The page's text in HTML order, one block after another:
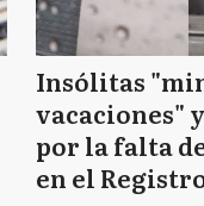
Insólitas
vacaciones"
por la falta
en el